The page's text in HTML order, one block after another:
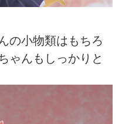
の小物類はもちろ
ゃんもしっかりと